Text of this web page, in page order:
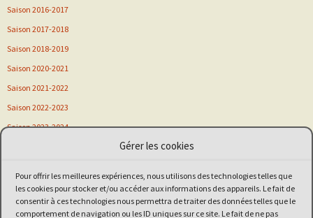
Gérer les cookies
Pour offrir les meilleures expériences, nous utilisons des technologies telles que
les cookies pour stocker et/ou accéder aux informations des appareils. Le fait de
consentir à ces technologies nous permettra de traiter des données telles que le
comportement de navigation ou les ID uniques sur ce site. Le fait de ne pas
Saison 2016-2017
Saison 2017-2018
Saison 2018-2019
Saison 2020-2021
Saison 2021-2022
Saison 2022-2023
Saison 2023-2024
Sortie
Stage